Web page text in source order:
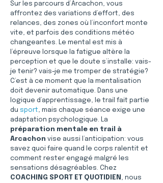
Sur les parcours d’Arcachon, vous
affrontez des variations d’effort, des
relances, des zones où l’inconfort monte
vite, et parfois des conditions météo
changeantes. Le mental est mis à
l’épreuve lorsque la fatigue altère la
perception et que le doute s’installe: vais-
je tenir? vais-je me tromper de stratégie?
C’est à ce moment que la mentalisation
doit devenir automatique. Dans une
logique d’apprentissage, le trail fait partie
du sport, mais chaque séance exige une
adaptation psychologique. La
préparation mentale en trail à
Arcachon vise aussi l’anticipation: vous
savez quoi faire quand le corps ralentit et
comment rester engagé malgré les
sensations désagréables. Chez
COACHING SPORT ET QUOTIDIEN , nous